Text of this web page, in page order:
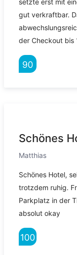
setzte erst mit
gut verkraftbar.
der Checkout bis
90
Schönes
Matthias
Schönes Hotel,
trotzdem ruhig.
Parkplatz in der
absolut okay
100